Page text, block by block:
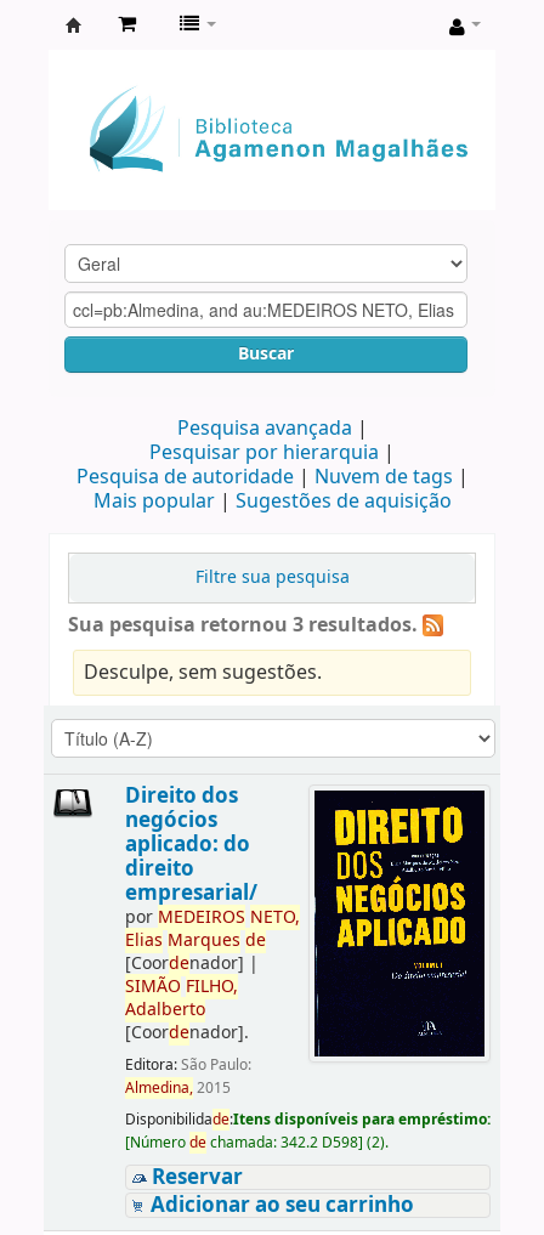
Agamenon
Magalhães
Buscar
Pesquisa avançada
Pesquisar por hierarquia
Pesquisa de autoridade
Nuvem de tags
Mais popular
Sugestões de aquisição
Filtre sua pesquisa
Sua pesquisa retornou 3 resultados.
Desculpe, sem sugestões.
Direito dos
negócios
aplicado: do
direito
empresarial/
por MEDEIROS NETO,
Elias Marques de
[Coordenador] |
SIMÃO FILHO,
Adalberto
[Coordenador].
Editora:São Paulo:
Almedina,2015
Disponibilidade:Itens disponíveis para empréstimo:
[Númerodechamada:342.2 D598] (2).
Reservar
Adicionar ao seu carrinho